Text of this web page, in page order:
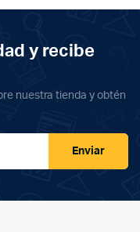
y recibe
nuestra tienda y obtén
Enviar